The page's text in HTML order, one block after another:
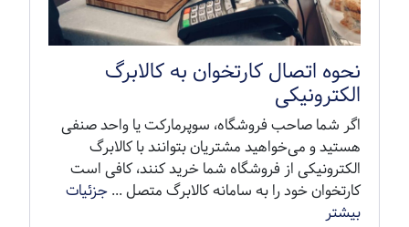
نحوه اتصال کارتخوان به کالابرگ
الکترونیکی
اگر شما صاحب فروشگاه، سوپرمارکت یا واحد صنفی
هستید و می‌خواهید مشتریان بتوانند با کالابرگ
الکترونیکی از فروشگاه شما خرید کنند، کافی است
کارتخوان خود را به سامانه کالابرگ متصل ...جزئیات
بیشتر